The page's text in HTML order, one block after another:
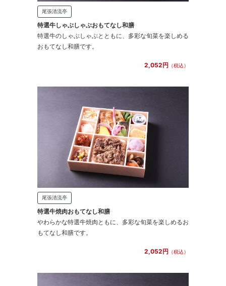
尾張清流亭
特選牛しゃぶしゃぶおもてなし和膳
特選牛のしゃぶしゃぶとともに、多彩な旬菜を楽しめる
おもてなし和膳です。
2,052円 （税込）
尾張清流亭
特選牛焼肉おもてなし和膳
やわらかな特選牛焼肉ともに、多彩な旬菜を楽しめるお
もてなし和膳です。
2,052円 （税込）